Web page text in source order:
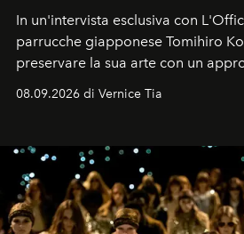
In un'intervista esclusiva con
parrucche giapponese Tomihiro
preservare la sua arte con un
contemporaneo.
08.09.2026 di Vernice Tia